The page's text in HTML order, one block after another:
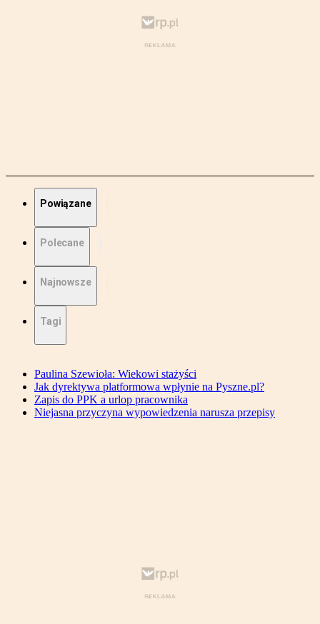
Powiązane
Polecane
Najnowsze
Tagi
Paulina Szewioła: Wiekowi stażyści
Jak dyrektywa platformowa wpłynie na Pyszne.pl?
Zapis do PPK a urlop pracownika
Niejasna przyczyna wypowiedzenia narusza przepisy